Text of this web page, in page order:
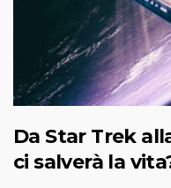
Da Star Trek
ci salverà la